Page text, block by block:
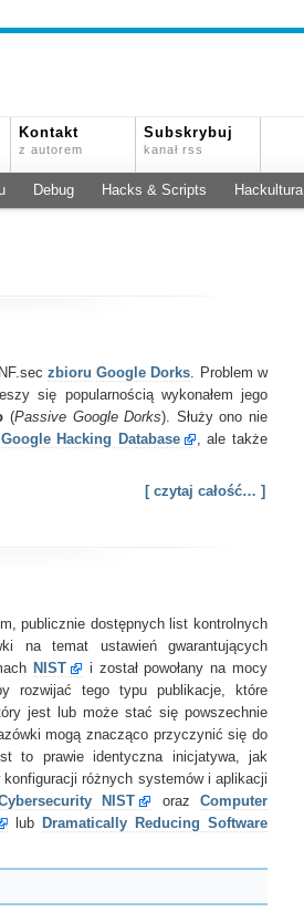
Kontakt
z autorem
Subskrybuj
kanał rss
Debug Hacks & Scripts Hackultura
zbioru Google Dorks. Problem w
się popularnością wykonałem jego
(Passive Google Dorks). Służy ono nie
Google Hacking Database
, ale także
[ czytaj całość… ]
publicznie dostępnych list kontrolnych
na temat ustawień gwarantujących
NIST
i został powołany na mocy
rozwijać tego typu publikacje, które
jest lub może stać się powszechnie
mogą znacząco przyczynić się do
to prawie identyczna inicjatywa, jak
różnych systemów i aplikacji
NIST orazComputer
lub
Dramatically Reducing Software